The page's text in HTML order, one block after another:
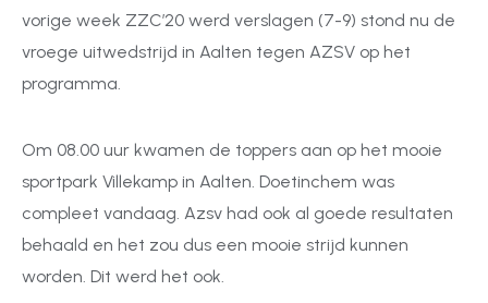
vorige week ZZC’20 werd verslagen (7-9) stond nu de
vroege uitwedstrijd in Aalten tegen AZSV op het
programma.
Om 08.00 uur kwamen de toppers aan op het mooie
sportpark Villekamp in Aalten. Doetinchem was
compleet vandaag. Azsv had ook al goede resultaten
behaald en het zou dus een mooie strijd kunnen
worden. Dit werd het ook.